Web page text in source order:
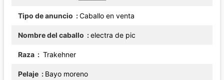
Tipo de anuncio Caballo en venta
Nombre del caballo electra de pic
Raza Trakehner
Pelaje Bayo moreno